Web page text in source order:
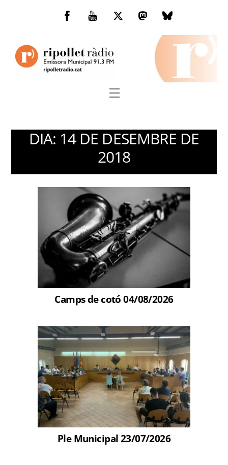
Facebook
You
TwitterMastodonBluesky
Menu
DIA: 14 DE DESEMBRE DE
2018
Camps de cotó 04/08/2026
Ple Municipal 23/07/2026